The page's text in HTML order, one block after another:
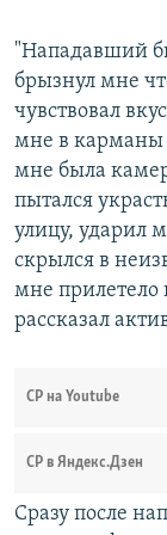
"Нападавший
брызнул мне
чувствовал
мне в карманы
мне была
пытался
улицу, ударил
скрылся в
мне
рассказал
СР на Youtube
СР в Яндекс.Дзен
Сразу после